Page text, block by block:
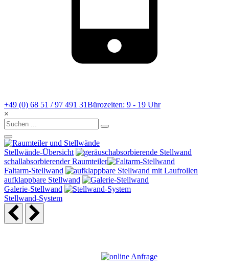
+49 (0) 68 51 / 97 491 31Bürozeiten: 9 - 19 Uhr
×
Stellwände-Übersicht
schallabsorbierender Raumteiler
Faltarm-Stellwand
aufklappbare Stellwand
Galerie-Stellwand
Stellwand-System